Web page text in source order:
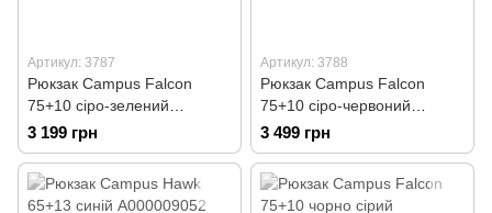
Артикул: 3787
Рюкзак Campus Falcon
75+10 сіро-зелений
А000005978
3 199 грн
Артикул: 3788
Рюкзак Campus Falcon
75+10 сіро-червоний
А000005977
3 499 грн